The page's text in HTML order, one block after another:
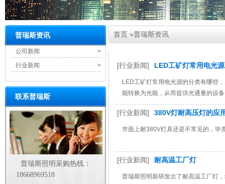
普瑞斯资讯
>
公司新闻
>
行业新闻
联系普瑞斯
普瑞斯照明采购热线：
18668969518
首页 »普瑞斯资讯
[行业新闻] LED工矿灯常用电光
LED工矿灯常用电光源的分类有哪些
能转换为光能，从而提供光通量的设
[行业新闻] 380V灯耐高压灯的应
市面上耐380V灯具还是不常见的，毕
[行业新闻] 耐高温工厂灯
普瑞斯照明新研发出了耐高温工厂灯